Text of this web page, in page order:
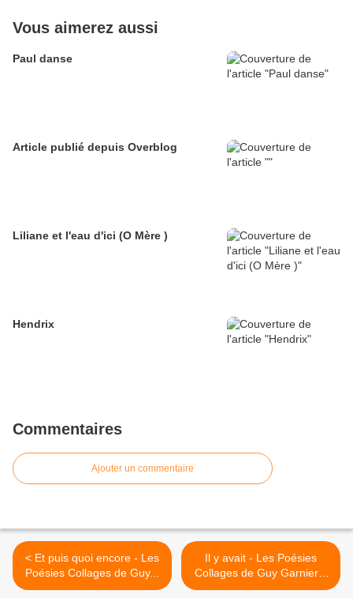
Vous aimerez aussi
Paul danse
Article publié depuis Overblog
Liliane et l'eau d'ici (O Mère )
Hendrix
Commentaires
Ajouter un commentaire
< Et puis quoi encore - Les
Poésies Collages de Guy...
Il y avait - Les Poésies
Collages de Guy Garnier...
>